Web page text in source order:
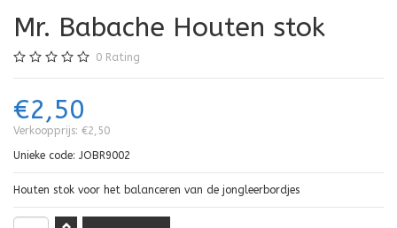
Mr. Babache Houten stok
0 Rating
€2,50
Verkoopprijs: €2,50
Unieke code: JOBR9002
Houten stok voor het balanceren van de jongleerbordjes